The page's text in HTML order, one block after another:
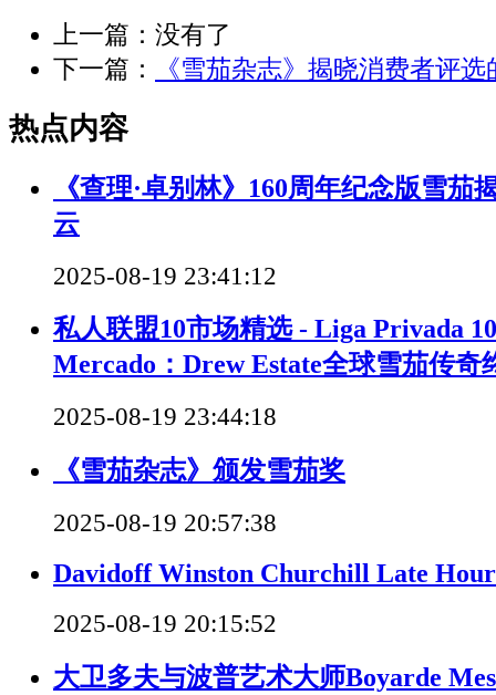
上一篇：没有了
下一篇：
《雪茄杂志》揭晓消费者评
热点内容
《查理·卓别林》160周年纪念版雪茄
云
2025-08-19 23:41:12
私人联盟10市场精选 - Liga Privada
Mercado：Drew Estate全球雪茄传奇
2025-08-19 23:44:18
《雪茄杂志》颁发雪茄奖
2025-08-19 20:57:38
Davidoff Winston Churchill Late
2025-08-19 20:15:52
大卫多夫与波普艺术大师Boyarde